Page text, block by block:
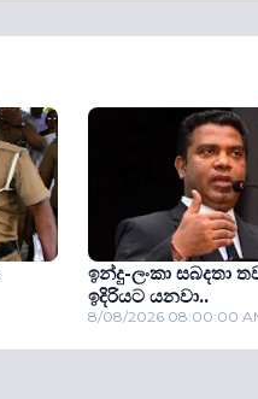
ඉන්දු-ලංකා සබදතා
ඉදිරියට යනවා..
8/08/2026 08:00:00